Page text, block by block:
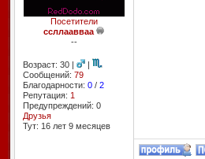
Посетители
ссллаавваа
--
Возраст: 30 |
|
Сообщений: 79
Благодарности: 0/ 2
Репутация: 1
Предупреждений: 0
Друзья
Тут: 16 лет 9 месяцев